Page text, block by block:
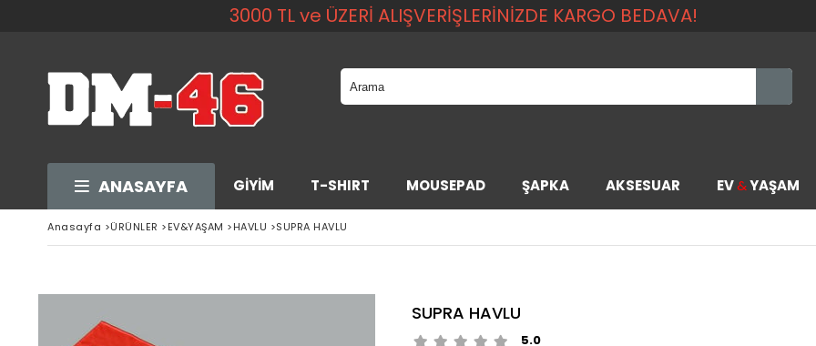
3000 TL ve ÜZERİ ALIŞVERİŞLERİNİZDE KARGO BEDAVA!
ANASAYFA GİYİM T-SHIRT MOUSEPAD ŞAPKA AKSESUAR EV&YAŞAM
Anasayfa >ÜRÜNLER >EV&YAŞAM >HAVLU >SUPRA HAVLU
SUPRA HAVLU
5.0